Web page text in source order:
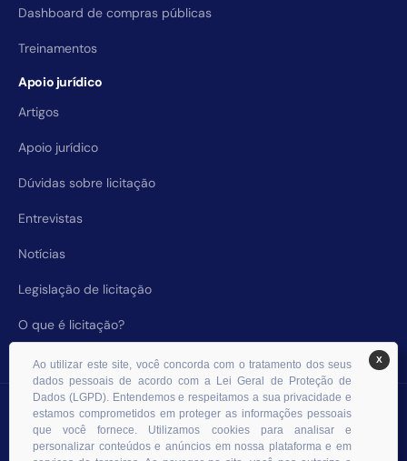
Dashboard de compras públicas
Treinamentos
Apoio jurídico
Artigos
Apoio jurídico
Dúvidas sobre licitação
Entrevistas
Notícias
Legislação de licitação
O que é licitação?
© 2026 RHS Licitações. Todos os direitos reservados.
X
Ao utilizar este site, você concorda com o tratamento dos seus
dados pessoais de acordo com a Lei Geral de Proteção de
Dados (LGPD). Entendemos e respeitamos a sua privacidade e
estamos comprometidos em proteger as informações pessoais
que você fornece. Utilizamos cookies para analisar e
personalizar conteúdos e anúncios em nossa plataforma e em